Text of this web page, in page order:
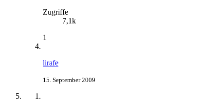
Zugriffe
7,1k
1
lirafe
15. September 2009